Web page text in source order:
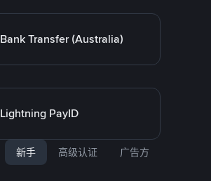
Bank Transfer (Australia)
Lightning PayID
新手 高级认证 广告方